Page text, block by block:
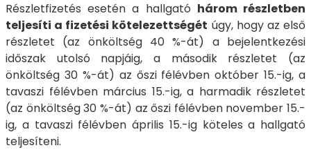
Részletfizetés esetén a hallgató három részletben
teljesíti a fizetési kötelezettségét úgy, hogy az első
részletet (az önköltség 40 %-át) a bejelentkezési
időszak utolsó napjáig, a második részletet (az
önköltség 30 %-át) az őszi félévben október 15.-ig, a
tavaszi félévben március 15.-ig, a harmadik részletet
(az önköltség 30 %-át) az őszi félévben november 15.-
ig, a tavaszi félévben április 15.-ig köteles a hallgató
teljesíteni.